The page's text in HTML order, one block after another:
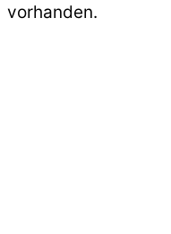
vorhanden.